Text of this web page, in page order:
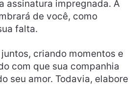
assinatura impregnada. A
de você, como
falta.
criando momentos e
com que sua companhia
seu amor. Todavia, elabore